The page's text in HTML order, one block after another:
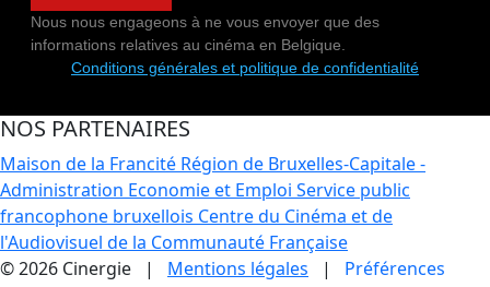
Nous nous engageons à ne vous envoyer que des
informations relatives au cinéma en Belgique.
Conditions générales et politique de confidentialité
NOS PARTENAIRES
Maison de la Francité Région de Bruxelles-Capitale -
Administration Economie et Emploi Service public
francophone bruxellois Centre du Cinéma et de
l'Audiovisuel de la Communauté Française
© 2026 Cinergie | Mentions légales | Préférences